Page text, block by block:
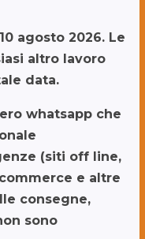
agosto 2026. Le
altro lavoro
data.
whatsapp che
(siti off line,
e altre
consegne,
sono